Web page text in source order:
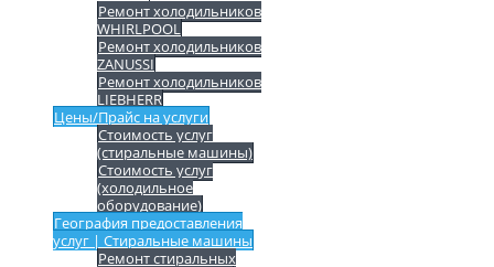
Ремонт холодильников
WHIRLPOOL
Ремонт холодильников
ZANUSSI
Ремонт холодильников
LIEBHERR
Цены/Прайс на услуги
Стоимость услуг
(стиральные машины)
Стоимость услуг
(холодильное
оборудование)
География предоставления
услуг | Стиральные машины
Ремонт стиральных